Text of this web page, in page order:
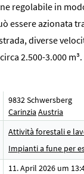
regolabile in
essere azionata
diverse
2.500-3.000
9832 Schwersberg
Carinzia Austria
Attività forestali e
Impianti a fune per
11. April 2026 um